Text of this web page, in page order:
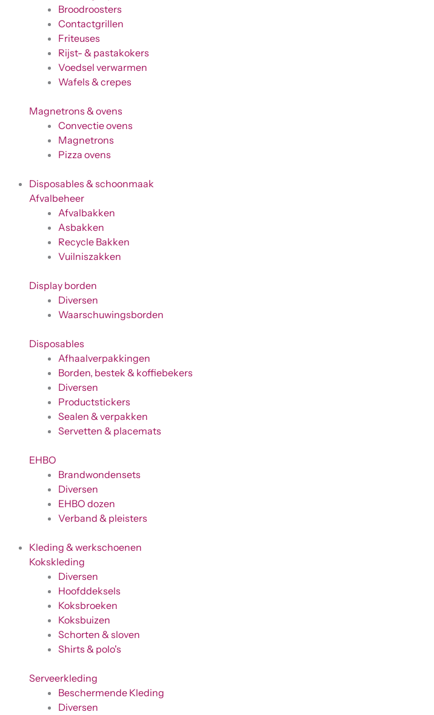
Broodroosters
Contactgrillen
Friteuses
Rijst- & pastakokers
Voedsel verwarmen
Wafels & crepes
Magnetrons & ovens
Convectie ovens
Magnetrons
Pizza ovens
Disposables & schoonmaak
Afvalbeheer
Afvalbakken
Asbakken
Recycle Bakken
Vuilniszakken
Display borden
Diversen
Waarschuwingsborden
Disposables
Afhaalverpakkingen
Borden, bestek & koffiebekers
Diversen
Productstickers
Sealen & verpakken
Servetten & placemats
EHBO
Brandwondensets
Diversen
EHBO dozen
Verband & pleisters
Kleding & werkschoenen
Kokskleding
Diversen
Hoofddeksels
Koksbroeken
Koksbuizen
Schorten & sloven
Shirts & polo's
Serveerkleding
Beschermende Kleding
Diversen